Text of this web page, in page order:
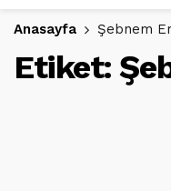
Anasayfa Şebnem
Etiket: